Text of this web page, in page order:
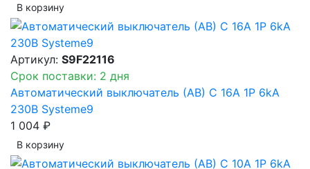
В корзинy
Артикул: S9F22116
Срок поставки: 2 дня
Автоматический выключатель (АВ) C 16A 1P 6kA
230В Systeme9
1 004 ₽
В корзинy